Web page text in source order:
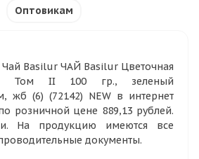
Оптовикам
Basilur ЧАЙ Basilur Цветочная
Том II 100 гр., зеленый
жб (6) (72142) NEW в интернет
розничной цене 889,13 рублей.
На продукцию имеются все
документы.